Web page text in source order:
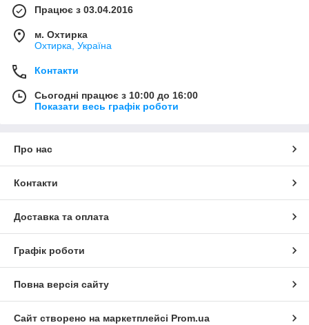
Працює з 03.04.2016
м. Охтирка
Охтирка, Україна
Контакти
Сьогодні працює з 10:00 до 16:00
Показати весь графік роботи
Про нас
Контакти
Доставка та оплата
Графік роботи
Повна версія сайту
Сайт створено на маркетплейсі Prom.ua